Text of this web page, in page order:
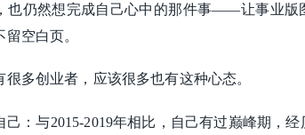
也仍然想完成自己心中的那件事——让事业版
空白页。
多创业者，应该很多也有这种心态。
己：与2015-2019年相比，自己有过巅峰期，